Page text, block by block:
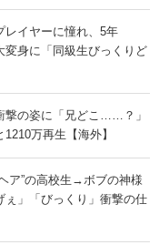
イヤーに憧れ、5年
身に「同級生びっくりど
の姿に「兄どこ……？」
万再生【海外】
ア”の高校生→ボブの神様
」「びっくり」衝撃の仕